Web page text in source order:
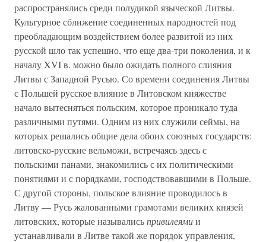
распространялись среди полудикой языческой Литвы.
Культурное сближение соединенных народностей под
преобладающим воздействием более развитой из них
русской шло так успешно, что еще два-три поколения, и к
началу XVI в. можно было ожидать полного слияния
Литвы с Западной Русью. Со времени соединения Литвы
с Польшей русское влияние в Литовском княжестве
начало вытесняться польским, которое проникало туда
различными путями. Одним из них служили сеймы, на
которых решались общие дела обоих союзных государств:
литовско-русские вельможи, встречаясь здесь с
польскими панами, знакомились с их политическими
понятиями и с порядками, господствовавшими в Польше.
С другой стороны, польское влияние проводилось в
Литву — Русь жалованными грамотами великих князей
литовских, которые называлисьпривилеямии
устанавливали в Литве такой же порядок управления,